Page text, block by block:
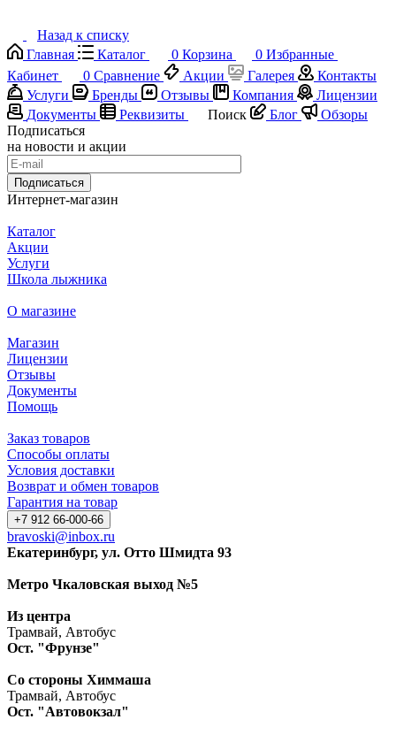
Назад к списку
Главная
Каталог 0 Корзина 0 Избранные
Кабинет
0 Сравнение Акции Галерея
Контакты
Услуги
Бренды Отзывы Компания
Лицензии
Документы
Реквизиты Поиск Блог
Обзоры
Подписаться
на новости и акции
Подписаться
Интернет-магазин
Каталог
Акции
Услуги
Школа лыжника
О магазине
Магазин
Лицензии
Отзывы
Документы
Помощь
Заказ товаров
Способы оплаты
Условия доставки
Возврат и обмен товаров
Гарантия на товар
+7 912 66-000-66
bravoski@inbox.ru
Екатеринбург, ул. Отто Шмидта 93
Метро Чкаловская выход №5
Из центра
Трамвай, Автобус
Ост. "Фрунзе"
Со стороны Химмаша
Трамвай, Автобус
Ост. "Автовокзал"